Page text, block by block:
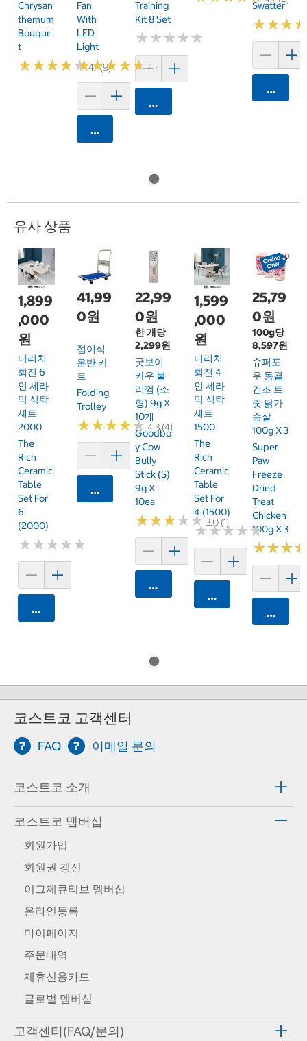
Chrysan
Themum
Bouque
T
★★★★★
★★★★★4.1 (9)
Fan
With
LED
Light
★★★★★
★★★★★4.7 (37)
카트에 담기
Training
Kit 8 Set
★★★★★
★★★★★
카트에 담기
Swatter
★★★
★★★
카트에
유사 상품
1,899
,000
원
더리치
회전 6
인 세라
믹 식탁
세트
2000
The
Rich
Ceramic
Table
Set For
6
(2000)
★★★★★
★★★★★
카트에 담기
41,99
0원
접이식
운반 카
트
Folding
Trolley
★★★★★
★★★★★4.3 (4)
카트에 담기
22,99
0원
한 개당
2,299원
굿보이
카우 불
리껌 (소
형) 9g X
10개
Goodbo
Y Cow
Bully
Stick (S)
9g X
10ea
★★★★★
★★★★★3.0 (1)
카트에 담기
1,599
,000
원
더리치
회전 4
인 세라
믹 식탁
세트
1500
The
Rich
Ceramic
Table
Set For
4 (1500)
★★★★★
★★★★★
카트에 담기
25,79
0원
100g당
8,597원
슈퍼포
우 동결
건조 트
릿 닭가
슴살
100g X 3
Super
Paw
Freeze
Dried
Treat
Chicken
100g X 3
★★★
★★★
카트에
코스트코 고객센터
FAQ 이메일 문의
코스트코 소개
코스트코 멤버십
회원가입
회원권 갱신
이그제큐티브 멤버십
온라인등록
마이페이지
주문내역
제휴신용카드
글로벌 멤버십
고객센터(FAQ/문의)